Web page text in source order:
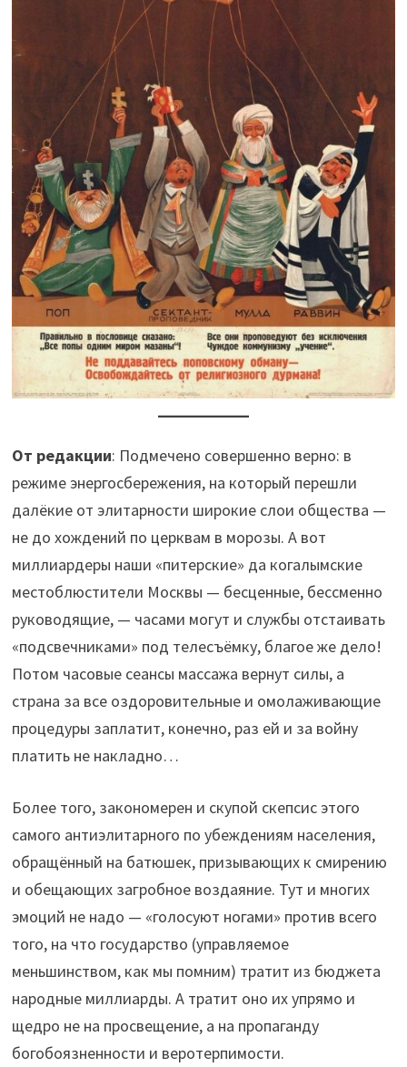
От редакции: Подмечено совершенно верно: в
режиме энергосбережения, на который перешли
далёкие от элитарности широкие слои общества —
не до хождений по церквам в морозы. А вот
миллиардеры наши «питерские» да когалымские
местоблюстители Москвы — бесценные, бессменно
руководящие, — часами могут и службы отстаивать
«подсвечниками» под телесъёмку, благое же дело!
Потом часовые сеансы массажа вернут силы, а
страна за все оздоровительные и омолаживающие
процедуры заплатит, конечно, раз ей и за войну
платить не накладно…
Более того, закономерен и скупой скепсис этого
самого антиэлитарного по убеждениям населения,
обращённый на батюшек, призывающих к смирению
и обещающих загробное воздаяние. Тут и многих
эмоций не надо — «голосуют ногами» против всего
того, на что государство (управляемое
меньшинством, как мы помним) тратит из бюджета
народные миллиарды. А тратит оно их упрямо и
щедро не на просвещение, а на пропаганду
богобоязненности и веротерпимости.